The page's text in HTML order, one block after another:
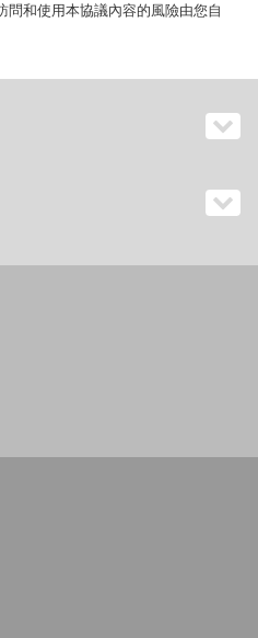
問和使用本協議內容的風險由您自